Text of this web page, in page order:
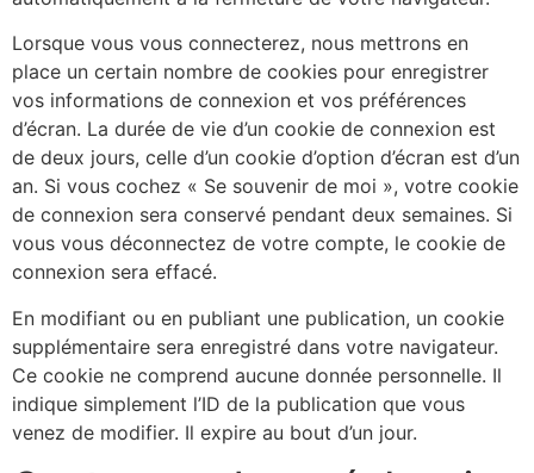
Lorsque vous vous connecterez, nous mettrons en
place un certain nombre de cookies pour enregistrer
vos informations de connexion et vos préférences
d’écran. La durée de vie d’un cookie de connexion est
de deux jours, celle d’un cookie d’option d’écran est d’un
an. Si vous cochez « Se souvenir de moi », votre cookie
de connexion sera conservé pendant deux semaines. Si
vous vous déconnectez de votre compte, le cookie de
connexion sera effacé.
En modifiant ou en publiant une publication, un cookie
supplémentaire sera enregistré dans votre navigateur.
Ce cookie ne comprend aucune donnée personnelle. Il
indique simplement l’ID de la publication que vous
venez de modifier. Il expire au bout d’un jour.